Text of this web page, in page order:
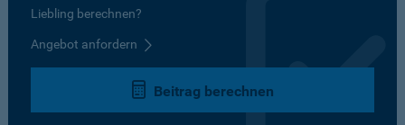
Liebling berechnen?
Angebot anfordern
Beitrag berechnen